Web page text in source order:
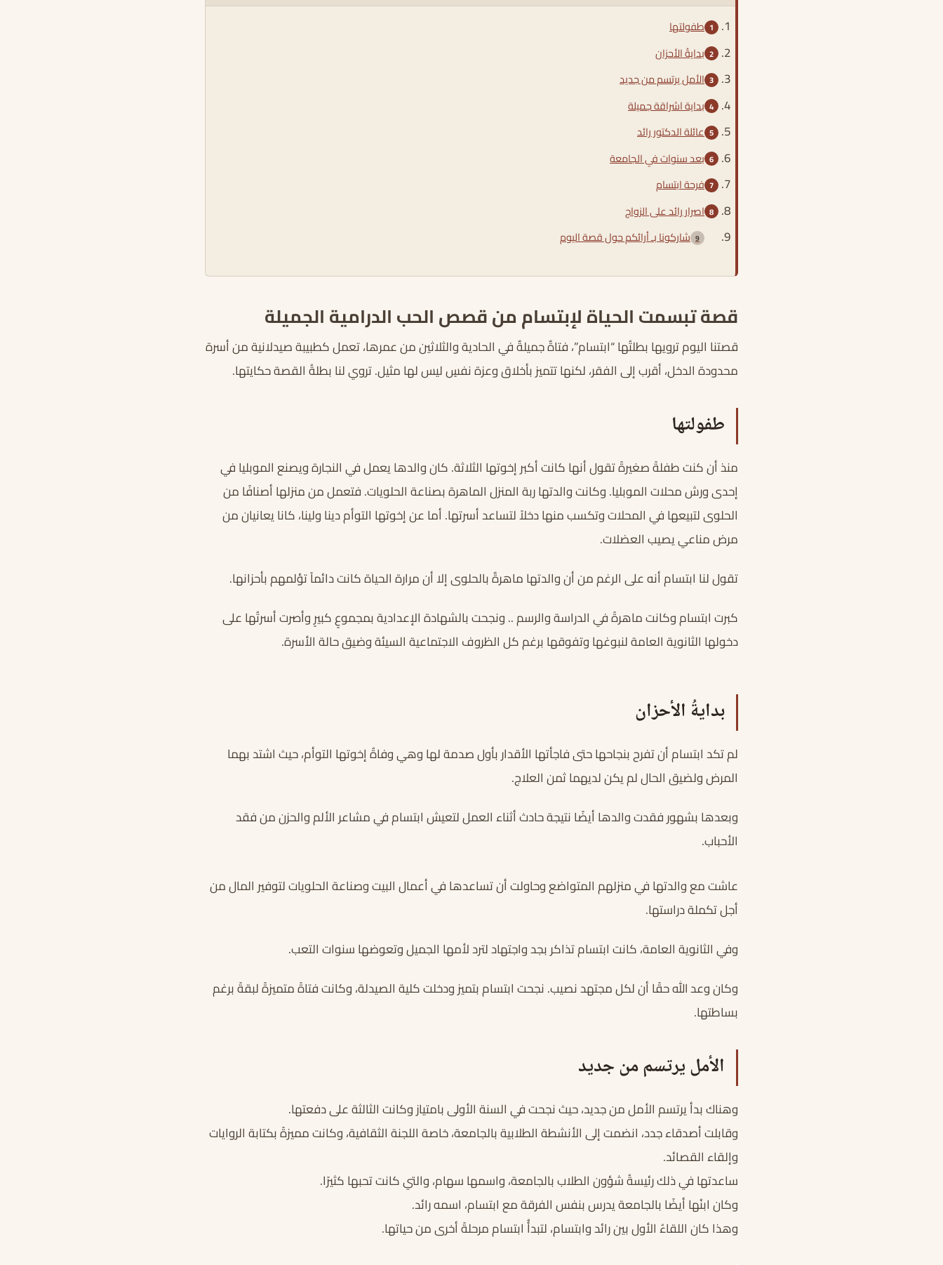
طفولتها
بدايةُ الأحزان
الأمل يرتسم من جديد
بداية اشراقة جميلة
عائلة الدكتور رائد
بعد سنوات في الجامعة
فرحة ابتسام
اصرار رائد على الزواج
شاركونا بـ أرائكم حول قصة اليوم
قصة تبسمت الحياة لإبتسام من قصص الحب الدرامية الجميلة
قصتنا اليوم ترويها بطلتُها “ابتسام”، فتاةٌ جميلةٌ في الحادية والثلاثين من عمرها، تعمل كطبيبة صيدلانية من أسرة
محدودة الدخل، أقرب إلى الفقر، لكنها تتميز بأخلاق وعزة نفسٍ ليس لها مثيل. تروي لنا بطلةُ القصة حكايتها.
طفولتها
منذ أن كنت طفلةً صغيرةً تقول أنها كانت أكبر إخوتها الثلاثة. كان والدها يعمل في النجارة ويصنع الموبليا في
إحدى ورش محلات الموبليا. وكانت والدتها ربة المنزل الماهرة بصناعة الحلويات. فتعمل من منزلها أصنافًا من
الحلوى لتبيعها في المحلات وتكسب منها دخلاً لتساعد أسرتها. أما عن إخوتها التوأم دينا ولينا، كانا يعانيان من
مرض مناعي يصيب العضلات.
تقول لنا ابتسام أنه على الرغم من أن والدتها ماهرةٌ بالحلوى إلا أن مرارة الحياة كانت دائماً تؤلمهم بأحزانها.
كبرت ابتسام وكانت ماهرةً في الدراسة والرسم .. ونجحت بالشهادة الإعدادية بمجموعٍ كبيرٍ وأصرت أسرتُها على
دخولها الثانوية العامة لنبوغها وتفوقها برغم كل الظروف الاجتماعية السيئة وضيق حالة الأسرة.
بدايةُ الأحزان
لم تكد ابتسام أن تفرح بنجاحها حتى فاجأتها الأقدار بأول صدمة لها وهي وفاةُ إخوتها التوأم، حيث اشتد بهما
المرض ولضيق الحال لم يكن لديهما ثمن العلاج.
وبعدها بشهور فقدت والدها أيضًا نتيجة حادث أثناء العمل لتعيش ابتسام في مشاعر الألم والحزن من فقد
الأحباب.
عاشت مع والدتها في منزلهم المتواضع وحاولت أن تساعدها في أعمال البيت وصناعة الحلويات لتوفير المال من
أجل تكملة دراستها.
وفي الثانوية العامة، كانت ابتسام تذاكر بجد واجتهاد لترد لأمها الجميل وتعوضها سنوات التعب.
وكان وعد الله حقًا أن لكل مجتهد نصيب. نجحت ابتسام بتميز ودخلت كلية الصيدلة، وكانت فتاةً متميزةً لبقةً برغم
بساطتها.
الأمل يرتسم من جديد
وهناك بدأ يرتسم الأمل من جديد، حيث نجحت في السنة الأولى بامتياز وكانت الثالثة على دفعتها.
وقابلت أصدقاء جدد، انضمت إلى الأنشطة الطلابية بالجامعة، خاصة اللجنة الثقافية، وكانت مميزةً بكتابة الروايات
وإلقاء القصائد.
ساعدتها في ذلك رئيسةُ شؤون الطلاب بالجامعة، واسمها سهام، والتي كانت تحبها كثيرًا.
وكان ابنُها أيضًا بالجامعة يدرس بنفس الفرقة مع ابتسام، اسمه رائد.
وهذا كان اللقاءُ الأول بين رائد وابتسام، لتبدأُ ابتسام مرحلةً أخرى من حياتها.